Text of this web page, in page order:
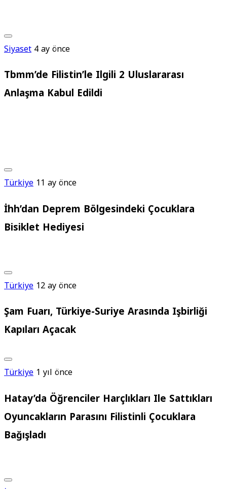
Siyaset4 ay önce
Tbmm’de Filistin’le Ilgili 2 Uluslararası
Anlaşma Kabul Edildi
Türkiye 11 ay önce
İhh’dan Deprem Bölgesindeki Çocuklara
Bisiklet Hediyesi
Türkiye 12 ay önce
Şam Fuarı, Türkiye-Suriye Arasında Işbirliği
Kapıları Açacak
Türkiye 1 yıl önce
Hatay’da Öğrenciler Harçlıkları Ile Sattıkları
Oyuncakların Parasını Filistinli Çocuklara
Bağışladı